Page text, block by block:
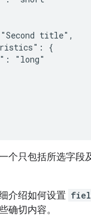
title",
{
"long"
个只包括所选字段
介绍如何设置
确切内容。